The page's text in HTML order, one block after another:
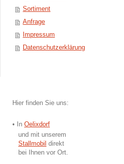
Sortiment
Anfrage
Impressum
Datenschutzerklärung
Hier finden Sie uns:
• In ​ Oelixdorf
und mit unserem
Stallmobil direkt
bei Ihnen vor Ort.